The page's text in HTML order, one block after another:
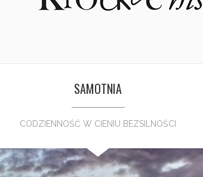
SAMOTNIA
CODZIENNOŚĆ W CIENIU BEZSILNOŚCI